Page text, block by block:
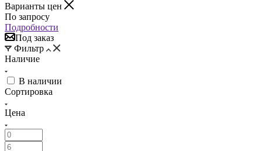
Варианты цен
По запросу
Подробности
Под заказ
Фильтр
Наличие
В наличии
Сортировка
Цена